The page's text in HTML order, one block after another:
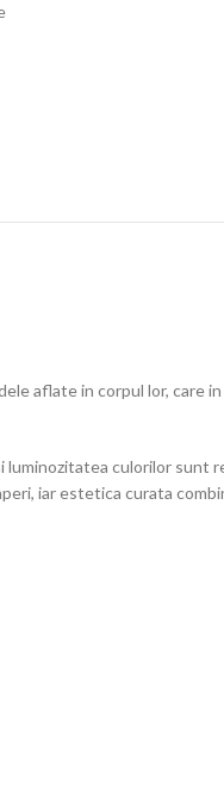
aflate in corpul lor, care
culorilor sunt
iar estetica curata